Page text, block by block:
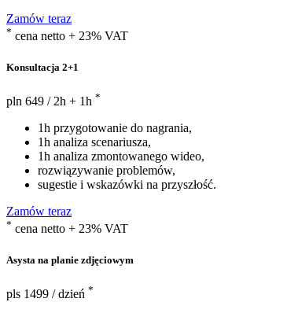
Zamów teraz
* cena netto + 23% VAT
Konsultacja 2+1
pln 649 / 2h + 1h *
1h przygotowanie do nagrania,
1h analiza scenariusza,
1h analiza zmontowanego wideo,
rozwiązywanie problemów,
sugestie i wskazówki na przyszłość.
Zamów teraz
* cena netto + 23% VAT
Asysta na planie zdjęciowym
pls 1499 / dzień *